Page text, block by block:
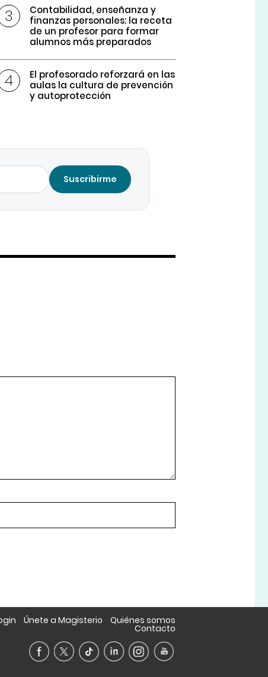
Contabilidad, enseñanza y
finanzas personales: la receta
de un profesor para formar
alumnos más preparados
El profesorado reforzará en las
aulas la cultura de prevención
y autoprotección
Suscribirme
Únete a Magisterio Quiénes somos
Contacto